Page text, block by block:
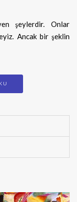
şeylerdir. Onlar
Ancak bir şeklin